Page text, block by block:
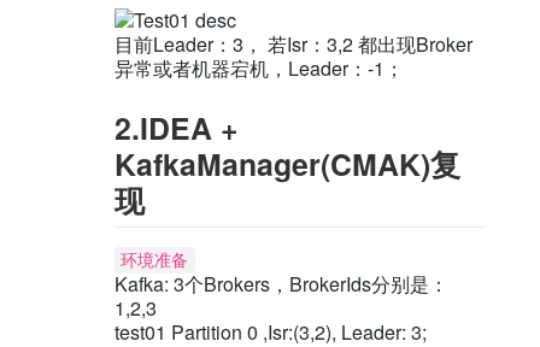
目前Leader：3， 若Isr：3,2 都出现Broker
异常或者机器宕机，Leader：-1；
2.IDEA +
KafkaManager(CMAK)复
现
环境准备
Kafka: 3个Brokers，BrokerIds分别是：
1,2,3
test01 Partition 0 ,Isr:(3,2), Leader: 3;